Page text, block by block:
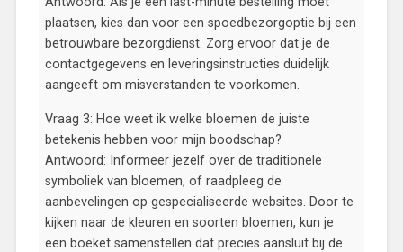
plaatsen, kies dan voor een spoedbezorgoptie bij een
betrouwbare bezorgdienst. Zorg ervoor dat je de
contactgegevens en leveringsinstructies duidelijk
aangeeft om misverstanden te voorkomen.
Vraag 3: Hoe weet ik welke bloemen de juiste
betekenis hebben voor mijn boodschap?
Antwoord: Informeer jezelf over de traditionele
symboliek van bloemen, of raadpleeg de
aanbevelingen op gespecialiseerde websites. Door te
kijken naar de kleuren en soorten bloemen, kun je
een boeket samenstellen dat precies aansluit bij de